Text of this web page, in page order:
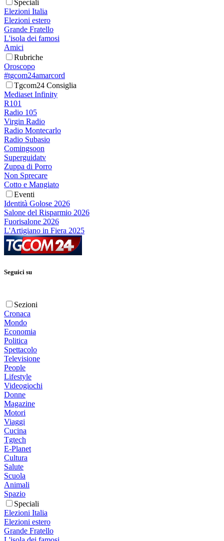
Speciali
Elezioni Italia
Elezioni estero
Grande Fratello
L'isola dei famosi
Amici
Rubriche
Oroscopo
#tgcom24amarcord
Tgcom24 Consiglia
Mediaset Infinity
R101
Radio 105
Virgin Radio
Radio Montecarlo
Radio Subasio
Comingsoon
Superguidatv
Zuppa di Porro
Non Sprecare
Cotto e Mangiato
Eventi
Identità Golose 2026
Salone del Risparmio 2026
Fuorisalone 2026
L'Artigiano in Fiera 2025
Seguici su
Sezioni
Cronaca
Mondo
Economia
Politica
Spettacolo
Televisione
People
Lifestyle
Videogiochi
Donne
Magazine
Motori
Viaggi
Cucina
Tgtech
E-Planet
Cultura
Salute
Scuola
Animali
Spazio
Speciali
Elezioni Italia
Elezioni estero
Grande Fratello